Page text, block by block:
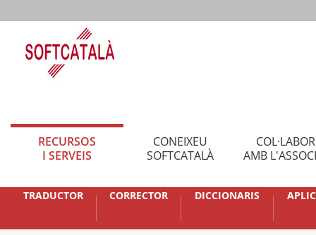
RECURSOS
I SERVEIS
CONEIXEU
SOFTCATALÀ
AMB
TRADUCTOR CORRECTOR DICCIONARIS